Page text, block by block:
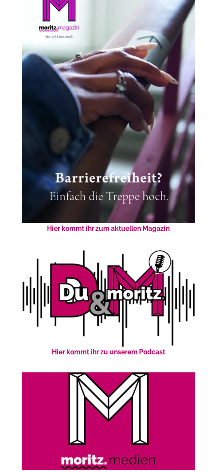
Hier kommt ihr zum aktuellen Magazin
Hier kommt ihr zu unserem Podcast